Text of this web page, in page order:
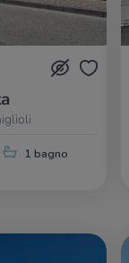
1 bagno